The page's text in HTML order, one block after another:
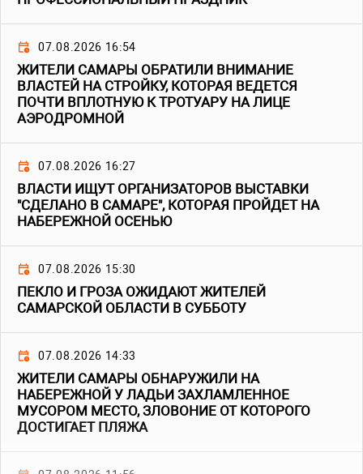
07.08.2026 16:54
ЖИТЕЛИ САМАРЫ ОБРАТИЛИ ВНИМАНИЕ
ВЛАСТЕЙ НА СТРОЙКУ, КОТОРАЯ ВЕДЕТСЯ
ПОЧТИ ВПЛОТНУЮ К ТРОТУАРУ НА ЛИЦЕ
АЭРОДРОМНОЙ
07.08.2026 16:27
ВЛАСТИ ИЩУТ ОРГАНИЗАТОРОВ ВЫСТАВКИ
"СДЕЛАНО В САМАРЕ", КОТОРАЯ ПРОЙДЕТ НА
НАБЕРЕЖНОЙ ОСЕНЬЮ
07.08.2026 15:30
ПЕКЛО И ГРОЗА ОЖИДАЮТ ЖИТЕЛЕЙ
САМАРСКОЙ ОБЛАСТИ В СУББОТУ
07.08.2026 14:33
ЖИТЕЛИ САМАРЫ ОБНАРУЖИЛИ НА
НАБЕРЕЖНОЙ У ЛАДЬИ ЗАХЛАМЛЕННОЕ
МУСОРОМ МЕСТО, ЗЛОВОНИЕ ОТ КОТОРОГО
ДОСТИГАЕТ ПЛЯЖА